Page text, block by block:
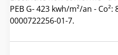
PEB G- 423 kwh/m²/an - Co²:
0000722256-01-7.